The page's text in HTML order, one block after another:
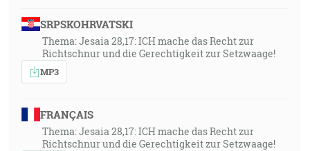
SRPSKOHRVATSKI
Thema: Jesaia 28,17: ICH mache das Recht zur
Richtschnur und die Gerechtigkeit zur Setzwaage!
MP3
FRANÇAIS
Thema: Jesaia 28,17: ICH mache das Recht zur
Richtschnur und die Gerechtigkeit zur Setzwaage!